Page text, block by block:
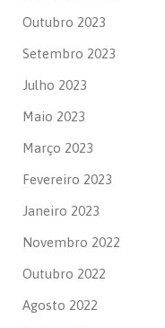
Outubro 2023
Setembro 2023
Julho 2023
Maio 2023
Março 2023
Fevereiro 2023
Janeiro 2023
Novembro 2022
Outubro 2022
Agosto 2022